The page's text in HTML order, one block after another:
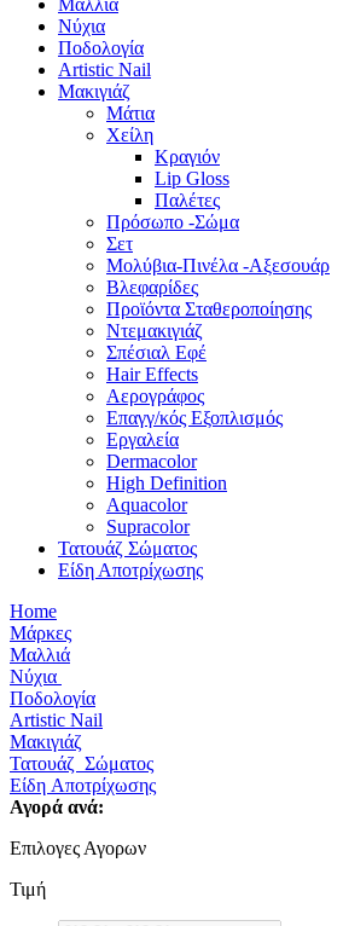
Μαλλιά
Νύχια
Ποδολογία
Artistic Nail
Μακιγιάζ
Μάτια
Χείλη
Κραγιόν
Lip Gloss
Παλέτες
Πρόσωπο -Σώμα
Σετ
Μολύβια-Πινέλα -Αξεσουάρ
Βλεφαρίδες
Προϊόντα Σταθεροποίησης
Ντεμακιγιάζ
Σπέσιαλ Εφέ
Hair Effects
Αερογράφος
Επαγγ/κός Εξοπλισμός
Εργαλεία
Dermacolor
High Definition
Aquacolor
Supracolor
Τατουάζ Σώματος
Είδη Αποτρίχωσης
Home
Μάρκες
Μαλλιά
Νύχια
Ποδολογία
Artistic Nail
Μακιγιάζ
Τατουάζ Σώματος
Είδη Αποτρίχωσης
Αγορά ανά:
Επιλογες Αγορων
Τιμή